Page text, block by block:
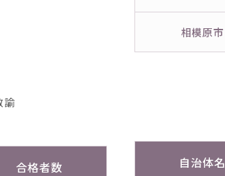
相模原市
諭
合格者数 自治体名